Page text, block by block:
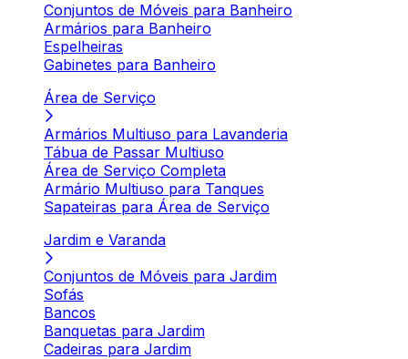
Conjuntos de Móveis para Banheiro
Armários para Banheiro
Espelheiras
Gabinetes para Banheiro
Área de Serviço
Armários Multiuso para Lavanderia
Tábua de Passar Multiuso
Área de Serviço Completa
Armário Multiuso para Tanques
Sapateiras para Área de Serviço
Jardim e Varanda
Conjuntos de Móveis para Jardim
Sofás
Bancos
Banquetas para Jardim
Cadeiras para Jardim